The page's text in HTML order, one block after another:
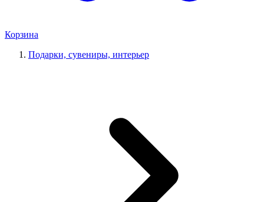
Корзина
Подарки, сувениры, интерьер